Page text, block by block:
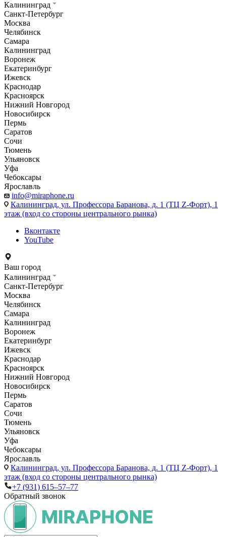
Калининград
Санкт-Петербург
Москва
Челябинск
Самара
Калининград
Воронеж
Екатеринбург
Ижевск
Краснодар
Красноярск
Нижний Новгород
Новосибирск
Пермь
Саратов
Сочи
Тюмень
Ульяновск
Уфа
Чебоксары
Ярославль
info@miraphone.ru
Калининград, ул. Профессора Баранова, д. 1 (ТЦ Z-Форт), 1
этаж (вход со стороны центрального рынка)
Вконтакте
YouTube
Ваш город
Калининград
Санкт-Петербург
Москва
Челябинск
Самара
Калининград
Воронеж
Екатеринбург
Ижевск
Краснодар
Красноярск
Нижний Новгород
Новосибирск
Пермь
Саратов
Сочи
Тюмень
Ульяновск
Уфа
Чебоксары
Ярославль
Калининград, ул. Профессора Баранова, д. 1 (ТЦ Z-Форт), 1
этаж (вход со стороны центрального рынка)
+7 (931) 615‒57‒77
Обратный звонок